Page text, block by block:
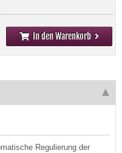
In den Warenkorb
Regulierung der